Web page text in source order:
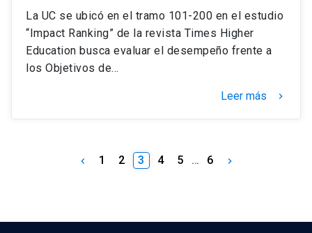
La UC se ubicó en el tramo 101-200 en el estudio
“Impact Ranking” de la revista Times Higher
Education busca evaluar el desempeño frente a
los Objetivos de…
Leer más keyboard_arrow_right
keyboard_arrow_left 1 2 3 4 5 … 6 keyboard_arrow_right